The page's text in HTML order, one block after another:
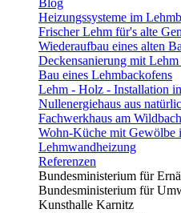
Blog
Heizungssysteme im
Frischer Lehm für's alte
Wiederaufbau eines alten
Deckensanierung mit
Bau eines Lehmbackofens
Lehm - Holz - Installation
Nullenergiehaus aus
Fachwerkhaus am Wildbach
Wohn-Küche mit Gewölbe
Lehmwandheizung
Referenzen
Bundesministerium für
Bundesministerium für
Kunsthalle Karnitz